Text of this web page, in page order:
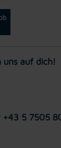
auf dich!
+43 5 7505